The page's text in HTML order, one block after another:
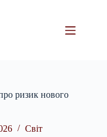
ризик нового
Світ